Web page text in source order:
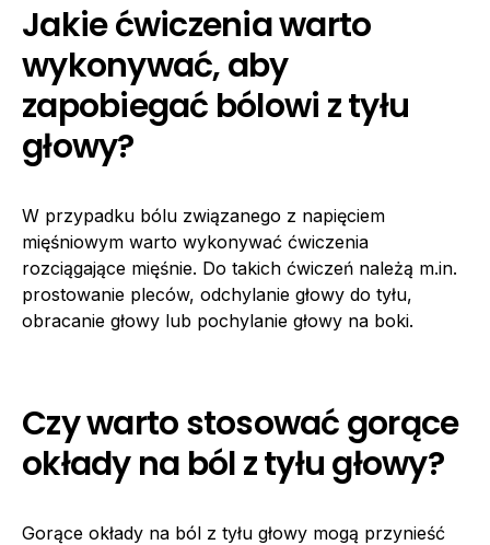
Jakie ćwiczenia warto
wykonywać, aby
zapobiegać bólowi z tyłu
głowy?
W przypadku bólu związanego z napięciem
mięśniowym warto wykonywać ćwiczenia
rozciągające mięśnie. Do takich ćwiczeń należą m.in.
prostowanie pleców, odchylanie głowy do tyłu,
obracanie głowy lub pochylanie głowy na boki.
Czy warto stosować gorące
okłady na ból z tyłu głowy?
Gorące okłady na ból z tyłu głowy mogą przynieść